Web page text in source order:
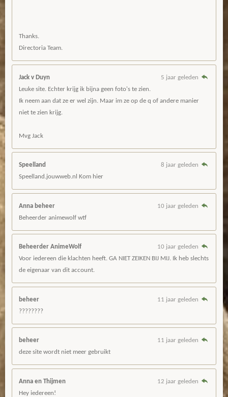
Thanks.
Directoria Team.
Jack v Duyn
5 jaar geleden
Leuke site. Echter krijg ik bijna geen foto's te zien.
Ik neem aan dat ze er wel zijn. Maar im ze op de q of andere manier
niet te zien krijg.
Mvg Jack
Speelland
8 jaar geleden
Speelland.jouwweb.nl Kom hier
Anna beheer
10 jaar geleden
Beheerder animewolf wtf
Beheerder AnimeWolf
10 jaar geleden
Voor iedereen die klachten heeft. GA NIET ZEIKEN BIJ MIJ. Ik heb slechts
de eigenaar van dit account.
beheer
11 jaar geleden
????????
beheer
11 jaar geleden
deze site wordt niet meer gebruikt
Anna en Thijmen
12 jaar geleden
Hey iedereen!